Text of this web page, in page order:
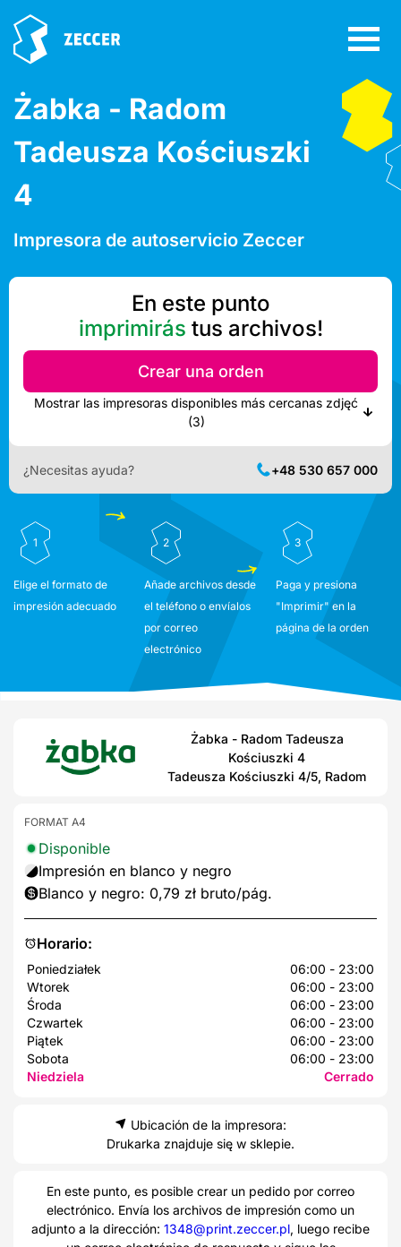
Żabka - Radom
Tadeusza Kościuszki
4
Impresora de autoservicio Zeccer
En este punto
imprimirás tus archivos!
Crear una orden
Mostrar las impresoras disponibles más cercanas zdjęć
(3)
¿Necesitas ayuda? +48 530 657 000
1
Elige el formato de
impresión adecuado
2
Añade archivos desde
el teléfono o envíalos
por correo
electrónico
3
Paga y presiona
"Imprimir" en la
página de la orden
Żabka - Radom Tadeusza
Kościuszki 4
Tadeusza Kościuszki 4/5, Radom
Horario:
Poniedziałek
06:00 - 23:00
Wtorek
06:00 - 23:00
Środa
06:00 - 23:00
Czwartek
06:00 - 23:00
Piątek
06:00 - 23:00
Sobota
06:00 - 23:00
Niedziela
Cerrado
FORMAT A4
Disponible
Impresión en blanco y negro
Blanco y negro: 0,79 zł bruto/pág.
Ubicación de la impresora:
Drukarka znajduje się w sklepie.
En este punto, es posible crear un pedido por correo
electrónico. Envía los archivos de impresión como un
adjunto a la dirección: 1348@print.zeccer.pl, luego recibe